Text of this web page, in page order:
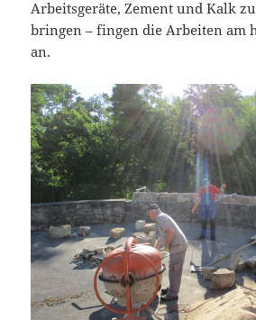
Arbeitsgeräte, Zement und Kalk
bringen – fingen die Arbeiten am
an.